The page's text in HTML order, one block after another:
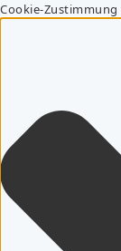
Cookie-